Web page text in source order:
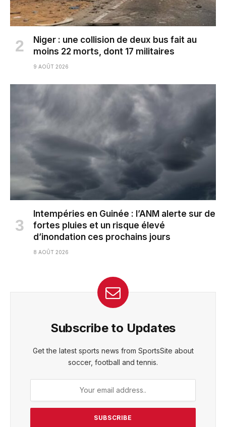
Niger : une collision de deux bus fait au
moins 22 morts, dont 17 militaires
9 AOÛT 2026
Intempéries en Guinée : l’ANM alerte sur de
fortes pluies et un risque élevé
d’inondation ces prochains jours
8 AOÛT 2026
Subscribe to Updates
Get the latest sports news from SportsSite about
soccer, football and tennis.